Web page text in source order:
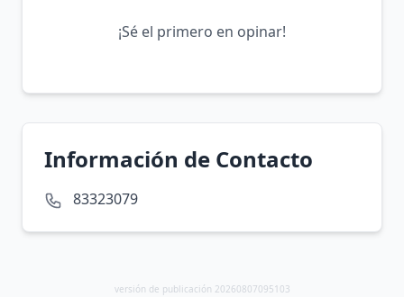
¡Sé el primero en opinar!
Información de Contacto
83323079
versión de publicación 20260807095103